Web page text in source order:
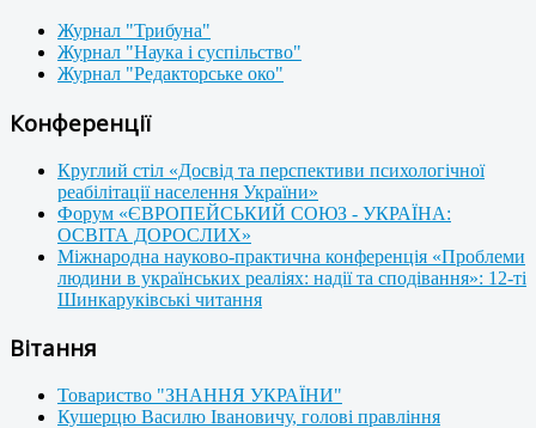
Журнал "Трибуна"
Журнал "Наука і суспільство"
Журнал "Редакторське око"
Конференції
Круглий стіл «Досвід та перспективи психологічної
реабілітації населення України»
Форум «ЄВРОПЕЙСЬКИЙ СОЮЗ - УКРАЇНА:
ОСВІТА ДОРОСЛИХ»
Міжнародна науково-практична конференція «Проблеми
людини в українських реаліях: надії та сподівання»: 12-ті
Шинкаруківські читання
Вітання
Товариство "ЗНАННЯ УКРАЇНИ"
Кушерцю Василю Івановичу, голові правління